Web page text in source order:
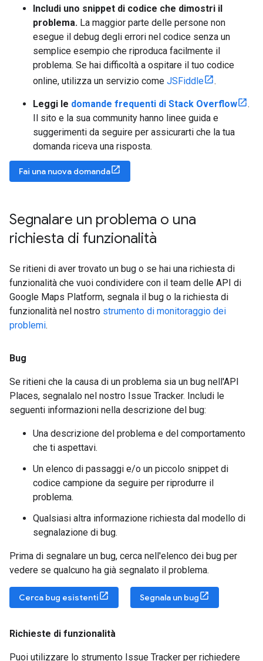
Includi uno snippet di codice che dimostri il
problema. La maggior parte delle persone non
esegue il debug degli errori nel codice senza un
semplice esempio che riproduca facilmente il
problema. Se hai difficoltà a ospitare il tuo codice
online, utilizza un servizio come JSFiddle .
Leggi le domande frequenti di Stack Overflow
.
Il sito e la sua community hanno linee guida e
suggerimenti da seguire per assicurarti che la tua
domanda riceva una risposta.
Fai una nuova domanda
Segnalare un problema o una
richiesta di funzionalità
Se ritieni di aver trovato un bug o se hai una richiesta di
funzionalità che vuoi condividere con il team delle API di
Google Maps Platform, segnala il bug o la richiesta di
funzionalità nel nostro strumento di monitoraggio dei
problemi.
Bug
Se ritieni che la causa di un problema sia un bug nell'API
Places, segnalalo nel nostro Issue Tracker. Includi le
seguenti informazioni nella descrizione del bug:
Una descrizione del problema e del comportamento
che ti aspettavi.
Un elenco di passaggi e/o un piccolo snippet di
codice campione da seguire per riprodurre il
problema.
Qualsiasi altra informazione richiesta dal modello di
segnalazione di bug.
Prima di segnalare un bug, cerca nell'elenco dei bug per
vedere se qualcuno ha già segnalato il problema.
Cerca bug esistenti Segnala un bug
Richieste di funzionalità
Puoi utilizzare lo strumento Issue Tracker per richiedere